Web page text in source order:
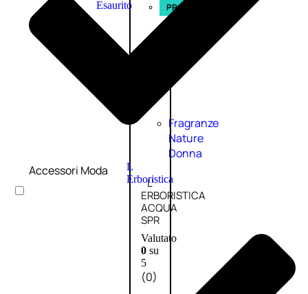
Esaurito PROMO
Fragranze
Nature
Donna
L
Erboristica
L’
ERBORISTICA
ACQUA
SPR
Valutato
0su
5
(0)
Accessori Moda